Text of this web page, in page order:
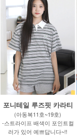
포니테일 루즈핏 카라티
(아동복11호~19호)
-스트라이프 배색이 포인트컬
러가 있어 예쁘답니다~!!